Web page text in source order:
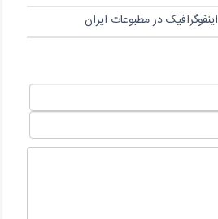
در مطبوعات ایران